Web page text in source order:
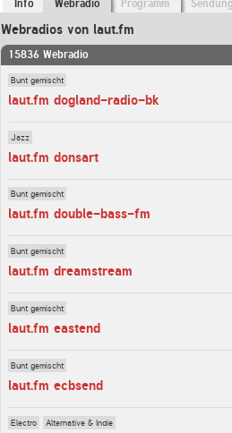
Info Webradio Programm
Webradios von laut.fm
15836 Webradio
Bunt gemischt
laut.fm dogland-radio-bk
Jazz
laut.fm donsart
Bunt gemischt
laut.fm double-bass-fm
Bunt gemischt
laut.fm dreamstream
Bunt gemischt
laut.fm eastend
Bunt gemischt
laut.fm ecbsend
Electro Alternative & Indie